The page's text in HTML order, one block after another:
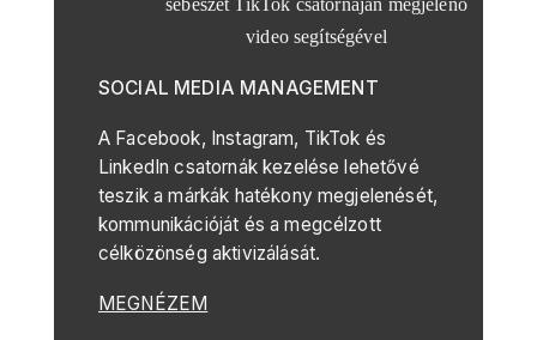
SOCIAL MEDIA MANAGEMENT
A Facebook, Instagram, TikTok és
LinkedIn csatornák kezelése lehetővé
teszik a márkák hatékony megjelenését,
kommunikációját és a megcélzott
célközönség aktivizálását.
MEGNÉZEM